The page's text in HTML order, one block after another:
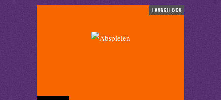
evangelisch